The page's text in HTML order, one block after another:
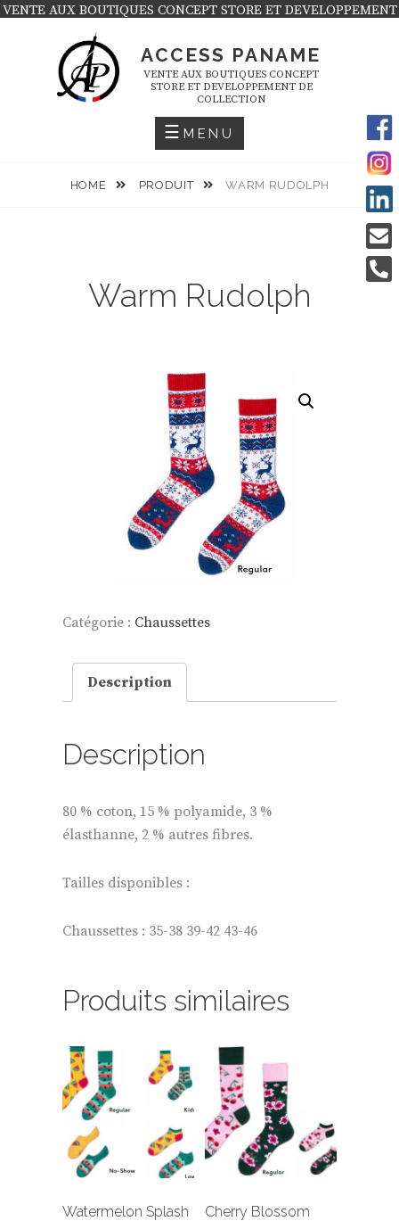
Skip
VENTE AUX BOUTIQUES CONCEPT STORE ET DEVELOPPEMENT
ACCESS PANAME
VENTE AUX BOUTIQUES CONCEPT
STORE ET DEVELOPPEMENT DE
COLLECTION
MENU
HOME PRODUIT WARM RUDOLPH
Warm Rudolph
Catégorie : Chaussettes
Description
Description
80 % coton, 15 % polyamide, 3 %
élasthanne, 2 % autres fibres.
Tailles disponibles :
Chaussettes : 35-38 39-42 43-46
Produits similaires
Watermelon Splash Cherry Blossom